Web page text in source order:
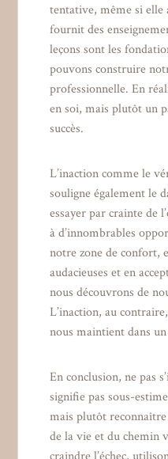
tentative, même si elle
fournit des
leçons sont les
pouvons construire
professionnelle. En
en soi, mais plutôt un
succès.
L’inaction comme le
souligne également le
essayer par crainte de
à d’innombrables
notre zone de confort,
audacieuses et en
nous découvrons de
L’inaction, au
nous maintient dans
En conclusion, ne pas
signifie pas sous-
mais plutôt
de la vie et du chemin